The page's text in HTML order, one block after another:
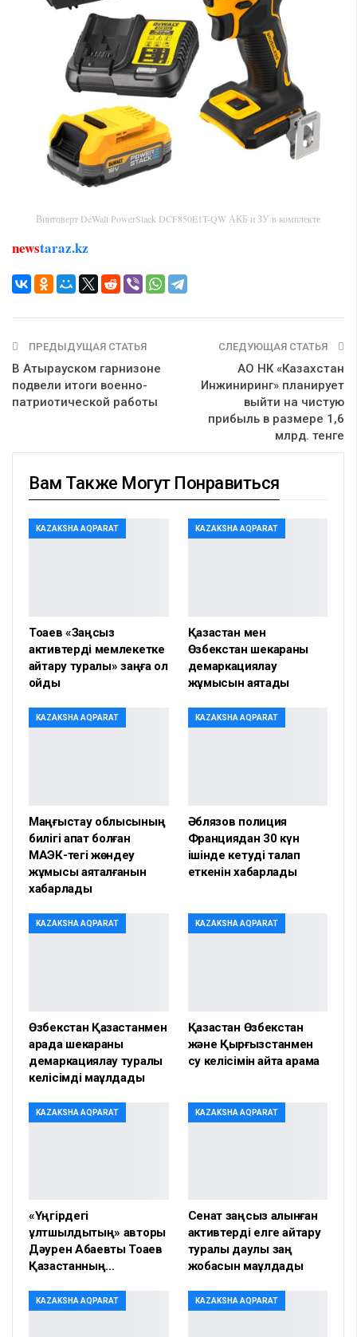
Винтоверт DeWalt PowerStack DCF850E1T-QW АКБ и ЗУ в комплекте
newstaraz.kz
ПРЕДЫДУЩАЯ СТАТЬЯ
В Атырауском гарнизоне
подвели итоги военно-
патриотической работы
СЛЕДУЮЩАЯ СТАТЬЯ
АО НК «Казахстан
Инжиниринг» планирует
выйти на чистую
прибыль в размере 1,6
млрд. тенге
Вам Также Могут Понравиться
KAZAKSHA AQPARAT
Тоқаев «Заңсыз
активтерді мемлекетке
қайтару туралы» заңға қол
қойды
KAZAKSHA AQPARAT
Қазақстан мен
Өзбекстан шекараны
демаркациялау
жұмысын аяқтады
KAZAKSHA AQPARAT
Маңғыстау облысының
билігі апат болған
МАЭК-тегі жөндеу
жұмысы аяқталғанын
хабарлады
KAZAKSHA AQPARAT
Әблязов полиция
Франциядан 30 күн
ішінде кетуді талап
еткенін хабарлады
KAZAKSHA AQPARAT
Өзбекстан Қазақстанмен
арада шекараны
демаркациялау туралы
келісімді мақұлдады
KAZAKSHA AQPARAT
Қазақстан Өзбекстан
және Қырғызстанмен
су келісімін қайта қарамақ
KAZAKSHA AQPARAT
«Үңгірдегі
ұлтшылдықтың» авторы
Дәурен Абаевты Тоқаев
Қазақстанның…
KAZAKSHA AQPARAT
Сенат заңсыз алынған
активтерді елге қайтару
туралы даулы заң
жобасын мақұлдады
KAZAKSHA AQPARAT KAZAKSHA AQPARAT